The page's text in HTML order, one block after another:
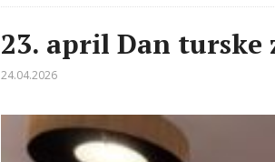
23. april Dan turske
24.04.2026